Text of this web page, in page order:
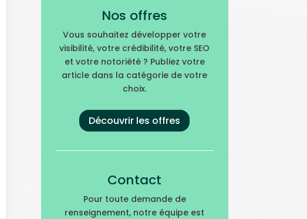
Nos offres
Vous souhaitez développer votre
visibilité, votre crédibilité, votre SEO
et votre notoriété ? Publiez votre
article dans la catégorie de votre
choix.
Découvrir les offres
Contact
Pour toute demande de
renseignement, notre équipe est